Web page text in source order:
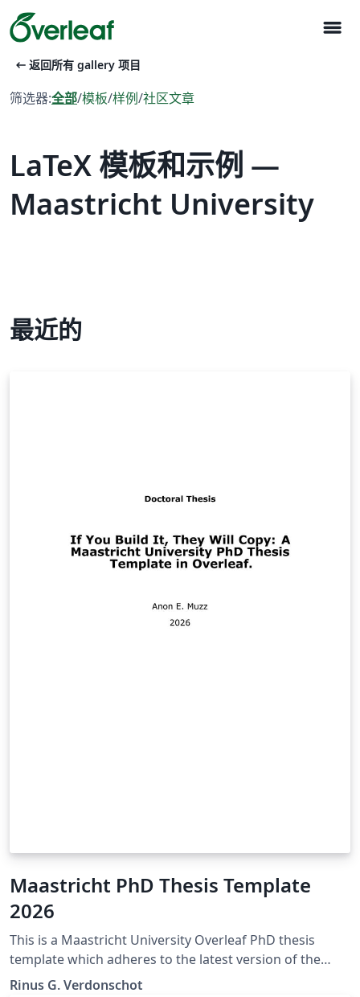
menu
arrow_left_alt 返回所有 gallery 项目
筛选器:全部/模板/样例/社区文章
LaTeX 模板和示例 —
Maastricht University
最近的
Maastricht PhD Thesis Template
2026
This is a Maastricht University Overleaf PhD thesis
template which adheres to the latest version of the
"Maastricht University Doctoral Regulations" (Feb
Rinus G. Verdonschot